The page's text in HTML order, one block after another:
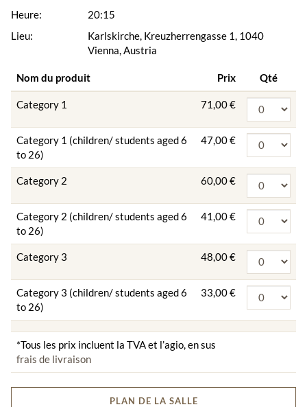
Heure:
Lieu:
20:15
Karlskirche, Kreuzherrengasse 1, 1040
Vienna, Austria
Nom du produit Prix Qté
Category 1 71,00 €
Category 1 (children/ students aged 6
to 26)
47,00 €
Category 2 60,00 €
Category 2 (children/ students aged 6
to 26)
41,00 €
Category 3 48,00 €
Category 3 (children/ students aged 6
to 26)
33,00 €
*Tous les prix incluent la TVA et l’agio, en sus
frais de livraison
PLAN DE LA SALLE